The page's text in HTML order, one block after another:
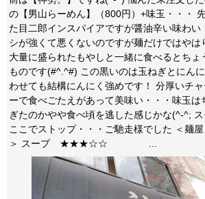
の【男山らーめん】（800円）+味玉・・・
た目二郎インスパイアですが醤油辛い味わい
シが強くて悪くないのですが麺だけではやは
大量に盛られたもやしと一緒に食べるとちょ
ものです(#^.^#) この黒いのは玉ねぎとにん
わせても結構にんにく強めです！ 分厚いチ
ーで食べごたえがあって美味い・・・味玉は
ぎたのかやや食べ頃を逃した感じかな(^-^;
ここでストップ・・・ご馳走様でした ＜麺
＞ スープ ★★★☆☆ ...